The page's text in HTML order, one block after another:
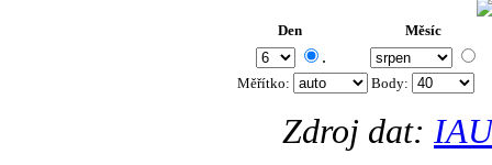
Den Měsíc
.
Měřítko: Body:
Zdroj dat: